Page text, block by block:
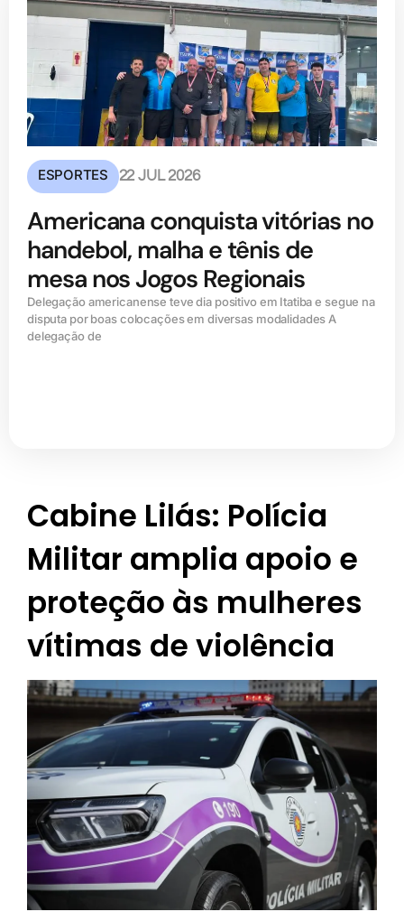
ESPORTES 22 JUL 2026
Americana conquista vitórias no
handebol, malha e tênis de
mesa nos Jogos Regionais
Delegação americanense teve dia positivo em Itatiba e segue na
disputa por boas colocações em diversas modalidades A
delegação de
Cabine Lilás: Polícia
Militar amplia apoio e
proteção às mulheres
vítimas de violência